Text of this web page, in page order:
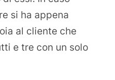
si ha appena
al cliente che
e tre con un solo